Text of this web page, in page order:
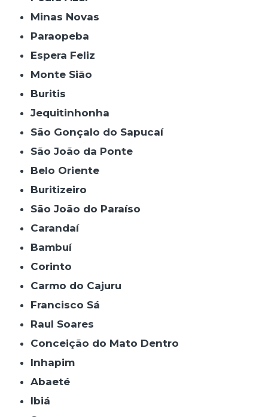
Minas Novas
Paraopeba
Espera Feliz
Monte Sião
Buritis
Jequitinhonha
São Gonçalo do Sapucaí
São João da Ponte
Belo Oriente
Buritizeiro
São João do Paraíso
Carandaí
Bambuí
Corinto
Carmo do Cajuru
Francisco Sá
Raul Soares
Conceição do Mato Dentro
Inhapim
Abaeté
Ibiá